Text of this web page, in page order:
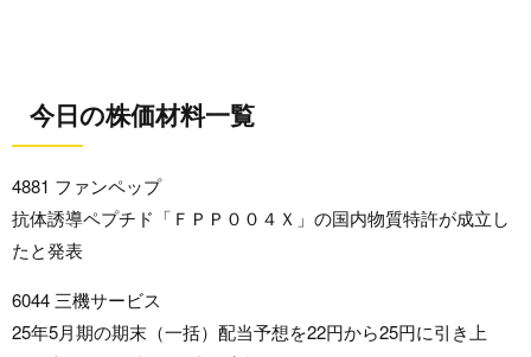
今日の株価材料一覧
4881 ファンペップ
抗体誘導ペプチド「ＦＰＰ００４Ｘ」の国内物質特許が成立し
たと発表
6044 三機サービス
25年5月期の期末（一括）配当予想を22円から25円に引き上